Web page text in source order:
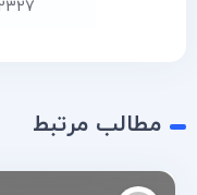
مطالب مرتبط